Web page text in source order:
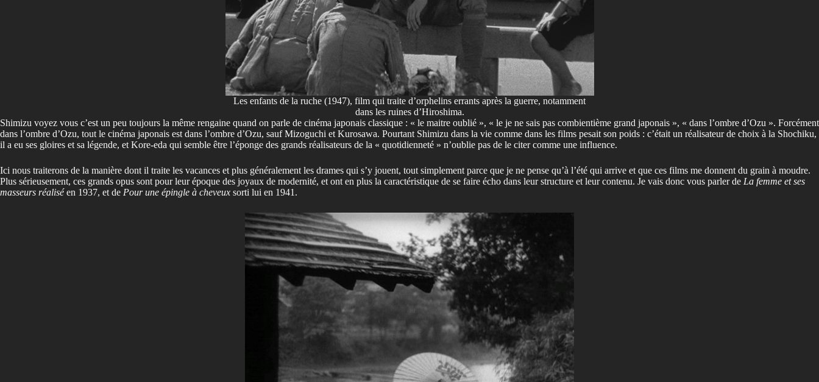
Les enfants de la ruche (1947), film qui traite d’orphelins errants après la guerre, notamment
dans les ruines d’Hiroshima.
Shimizu voyez vous c’est un peu toujours la même rengaine quand on parle de cinéma japonais classique : « le maitre oublié », « le je ne sais pas combientième grand japonais », « dans l’ombre d’Ozu ». Forcément
dans l’ombre d’Ozu, tout le cinéma japonais est dans l’ombre d’Ozu, sauf Mizoguchi et Kurosawa. Pourtant Shimizu dans la vie comme dans les films pesait son poids : c’était un réalisateur de choix à la Shochiku,
il a eu ses gloires et sa légende, et Kore-eda qui semble être l’éponge des grands réalisateurs de la « quotidienneté » n’oublie pas de le citer comme une influence.
Ici nous traiterons de la manière dont il traite les vacances et plus généralement les drames qui s’y jouent, tout simplement parce que je ne pense qu’à l’été qui arrive et que ces films me donnent du grain à moudre.
Plus sérieusement, ces grands opus sont pour leur époque des joyaux de modernité, et ont en plus la caractéristique de se faire écho dans leur structure et leur contenu. Je vais donc vous parler de La femme et ses
masseurs réaliséen 1937, et de Pour une épingle à cheveux sorti lui en 1941.